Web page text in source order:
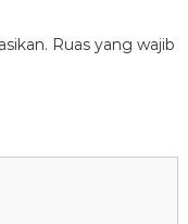
Ruas yang wajib